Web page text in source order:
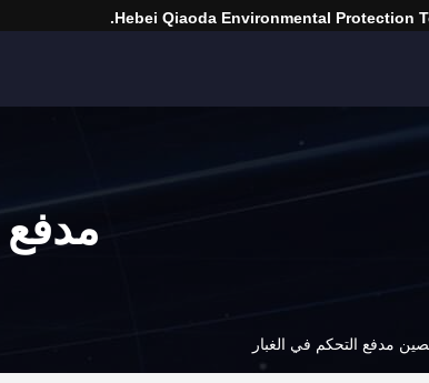
Hebei Qiaoda Environmental Protection
مدفع
مدفع التحكم في الغبار